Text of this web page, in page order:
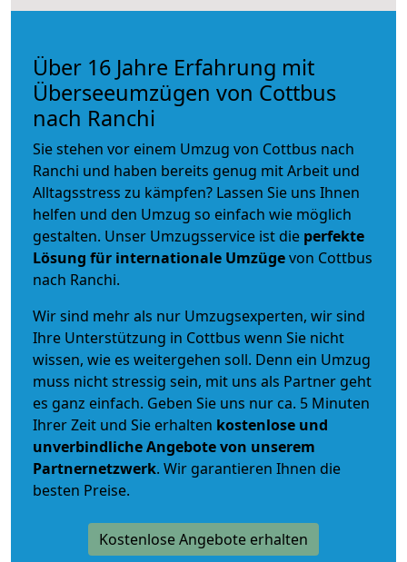
Über 16 Jahre Erfahrung mit
Überseeumzügen von Cottbus
nach Ranchi
Sie stehen vor einem Umzug von Cottbus nach
Ranchi und haben bereits genug mit Arbeit und
Alltagsstress zu kämpfen? Lassen Sie uns Ihnen
helfen und den Umzug so einfach wie möglich
gestalten. Unser Umzugsservice ist die perfekte
Lösung für internationale Umzügevon Cottbus
nach Ranchi.
Wir sind mehr als nur Umzugsexperten, wir sind
Ihre Unterstützung in Cottbus wenn Sie nicht
wissen, wie es weitergehen soll. Denn ein Umzug
muss nicht stressig sein, mit uns als Partner geht
es ganz einfach. Geben Sie uns nur ca. 5 Minuten
Ihrer Zeit und Sie erhalten kostenlose und
unverbindlicheAngebote von unserem
Partnernetzwerk. Wir garantieren Ihnen die
besten Preise.
Kostenlose Angebote erhalten